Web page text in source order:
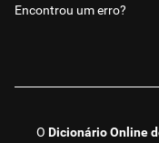
O Dicionário Online
Encontrou um erro?